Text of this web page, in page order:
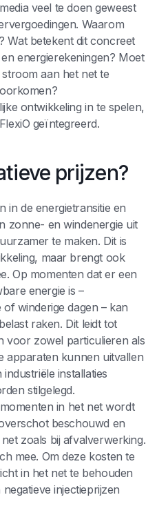
veel te doen geweest
Waarom
Wat betekent dit concreet
energierekeningen? Moet
aan het net te
ontwikkeling in te spelen,
geïntegreerd.‍
prijzen?
in de energietransitie en
zonne- en windenergie uit
te maken. Dit is
maar brengt ook
Op momenten dat er een
energie is –
winderige dagen – kan
raken. Dit leidt tot
voor zowel particulieren als
apparaten kunnen uitvallen
installaties
stilgelegd.
in het net wordt
beschouwd en
zoals bij afvalverwerking.
mee. Om deze kosten te
in het net te behouden
injectieprijzen